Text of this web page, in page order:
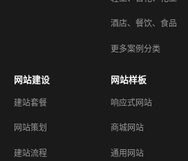
酒店、餐饮、食品
更多案例分类
网站建设
建站套餐
网站策划
建站流程
网站样板
响应式网站
商城网站
通用网站